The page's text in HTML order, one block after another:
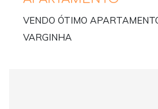
VENDO ÓTIMO
VARGINHA